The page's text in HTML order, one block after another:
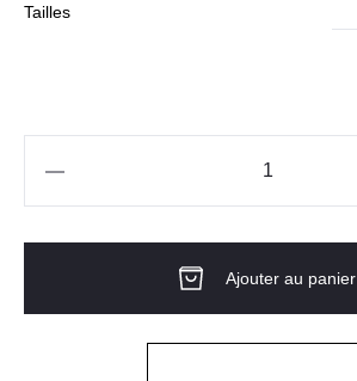
Tailles
SERVICE
Ajouter au panier